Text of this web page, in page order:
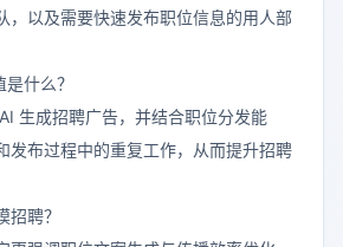
，以及需要快速发布职位信息的用人部
什么？
生成招聘广告，并结合职位分发能
发布过程中的重复工作，从而提升招聘
招聘？